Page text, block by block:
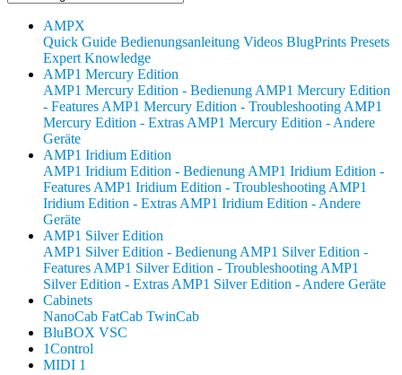
AMPX
Quick Guide Bedienungsanleitung Videos BlugPrints Presets
Expert Knowledge
AMP1 Mercury Edition
AMP1 Mercury Edition - Bedienung AMP1 Mercury Edition
- Features AMP1 Mercury Edition - Troubleshooting AMP1
Mercury Edition - Extras AMP1 Mercury Edition - Andere
Geräte
AMP1 Iridium Edition
AMP1 Iridium Edition - Bedienung AMP1 Iridium Edition -
Features AMP1 Iridium Edition - Troubleshooting AMP1
Iridium Edition - Extras AMP1 Iridium Edition - Andere
Geräte
AMP1 Silver Edition
AMP1 Silver Edition - Bedienung AMP1 Silver Edition -
Features AMP1 Silver Edition - Troubleshooting AMP1
Silver Edition - Extras AMP1 Silver Edition - Andere Geräte
Cabinets
NanoCab FatCab TwinCab
BluBOX VSC
1Control
MIDI 1